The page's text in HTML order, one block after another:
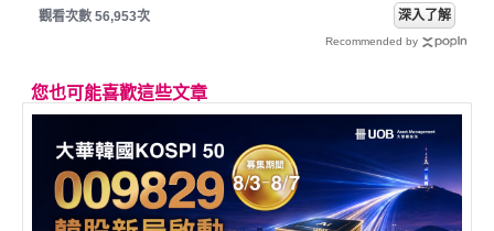
觀看次數 56,953次 深入了解
Recommended by
您也可能喜歡這些文章